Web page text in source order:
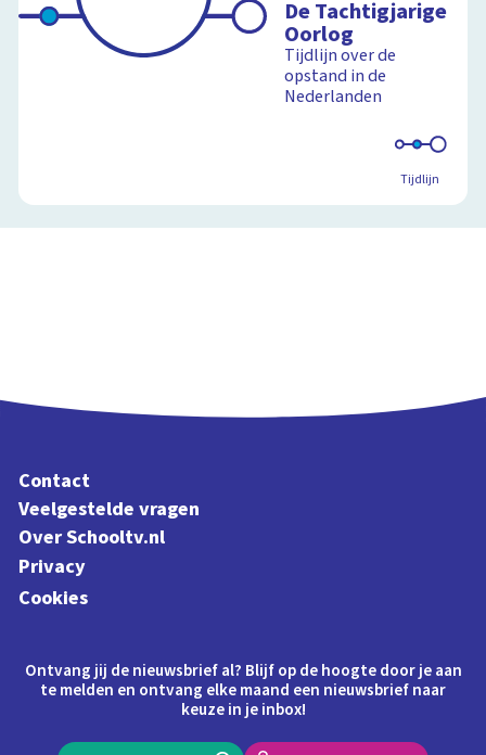
De Tachtigjarige
Oorlog
Tijdlijn over de
opstand in de
Nederlanden
Tijdlijn
Contact
Veelgestelde vragen
Over Schooltv.nl
Privacy
Cookies
Ontvang jij de nieuwsbrief al? Blijf op de hoogte door je aan
te melden en ontvang elke maand een nieuwsbrief naar
keuze in je inbox!